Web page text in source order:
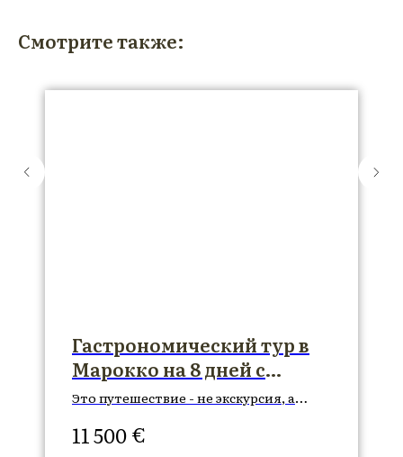
Смотрите также:
Гастрономический тур в
Марокко на 8 дней с
дегустациями
Это путешествие - не экскурсия, а
Оно создано для тех, кто верит, что
11 500€